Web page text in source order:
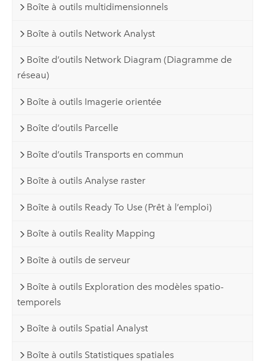
Boîte à outils multidimensionnels
Boîte à outils Network Analyst
Boîte d’outils Network Diagram (Diagramme de
réseau)
Boîte à outils Imagerie orientée
Boîte d’outils Parcelle
Boîte d’outils Transports en commun
Boîte à outils Analyse raster
Boîte à outils Ready To Use (Prêt à l’emploi)
Boîte à outils Reality Mapping
Boîte à outils de serveur
Boîte à outils Exploration des modèles spatio-
temporels
Boîte à outils Spatial Analyst
Boîte à outils Statistiques spatiales